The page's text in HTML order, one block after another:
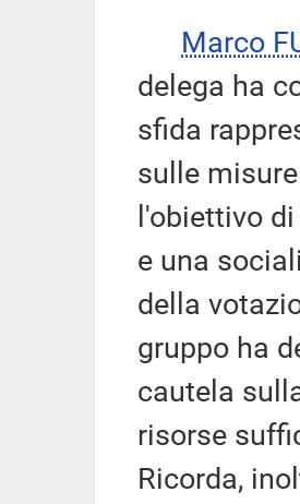
Marco
delega ha
sfida
sulle
l'obiettivo
e una
della
gruppo ha
cautela
risorse
Ricorda,